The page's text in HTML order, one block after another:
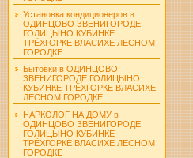
Установка кондиционеров в
ОДИНЦОВО ЗВЕНИГОРОДЕ
ГОЛИЦЫНО КУБИНКЕ
ТРЁХГОРКЕ ВЛАСИХЕ ЛЕСНОМ
ГОРОДКЕ
Бытовки в ОДИНЦОВО
ЗВЕНИГОРОДЕ ГОЛИЦЫНО
КУБИНКЕ ТРЁХГОРКЕ ВЛАСИХЕ
ЛЕСНОМ ГОРОДКЕ
НАРКОЛОГ НА ДОМУ в
ОДИНЦОВО ЗВЕНИГОРОДЕ
ГОЛИЦЫНО КУБИНКЕ
ТРЁХГОРКЕ ВЛАСИХЕ ЛЕСНОМ
ГОРОДКЕ